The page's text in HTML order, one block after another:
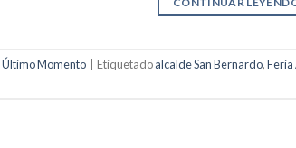
Último Momento Etiquetadoalcalde San Bernardo,Feria